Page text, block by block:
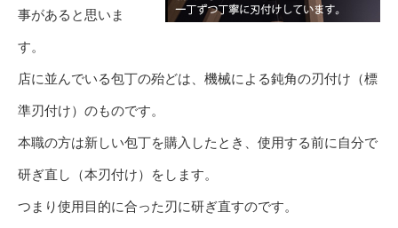
事があると思いま
す。
店に並んでいる包丁の殆どは、機械による鈍角の刃付け（標
準刃付け）のものです。
本職の方は新しい包丁を購入したとき、使用する前に自分で
研ぎ直し（本刃付け）をします。
つまり使用目的に合った刃に研ぎ直すのです。